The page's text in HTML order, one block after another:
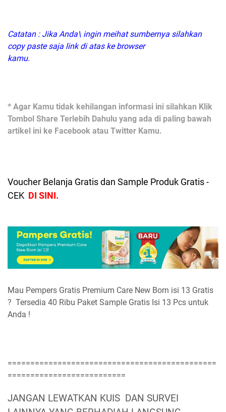
Catatan : Jika Anda\ ingin meihat sumbernya silahkan
copy paste saja link di atas ke browser
kamu.
* Agar Kamu tidak kehilangan informasi ini silahkan Klik
Tombol Share Terlebih Dahulu yang ada di paling bawah
artikel ini ke Facebook atau Twitter Kamu.
Voucher Belanja Gratis dan Sample Produk Gratis -
CEK DI SINI.
Mau Pempers Gratis Premium Care New Born isi 13 Gratis
? Tersedia 40 Ribu Paket Sample Gratis Isi 13 Pcs untuk
Anda !
==============================================
==========================
JANGAN LEWATKAN KUIS DAN SURVEI